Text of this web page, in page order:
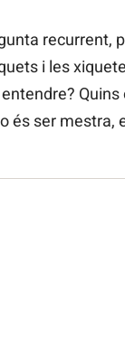
recurrent,
i les
Quins
és ser mestra,